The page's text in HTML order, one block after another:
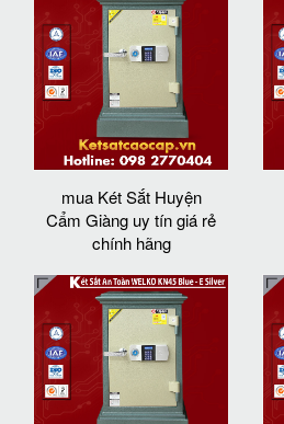
mua Két Sắt Huyện
Cẩm Giàng uy tín giá rẻ
chính hãng